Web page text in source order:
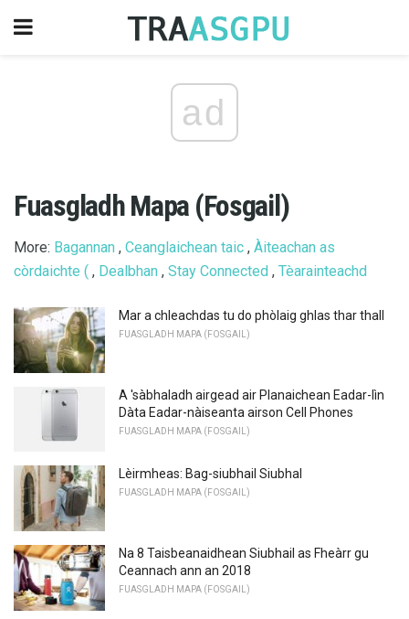
ad
Fuasgladh Mapa (Fosgail)
More: Bagannan , Ceanglaichean taic , Àiteachan as
còrdaichte ( , Dealbhan , Stay Connected , Tèarainteachd
Mar a chleachdas tu do phòlaig ghlas thar thall
FUASGLADH MAPA (FOSGAIL)
A 'sàbhaladh airgead air Planaichean Eadar-lìn
Dàta Eadar-nàiseanta airson Cell Phones
FUASGLADH MAPA (FOSGAIL)
Lèirmheas: Bag-siubhail Siubhal
FUASGLADH MAPA (FOSGAIL)
Na 8 Taisbeanaidhean Siubhail as Fheàrr gu
Ceannach ann an 2018
FUASGLADH MAPA (FOSGAIL)